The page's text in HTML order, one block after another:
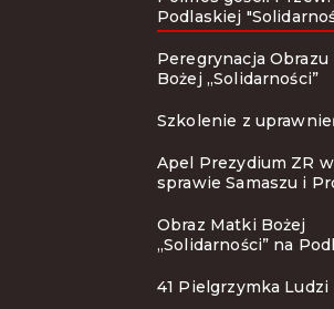
Podlaskiej
Peregrynacja Obrazu
Bożej „Solidarności”
Szkolenie z
Apel Prezydium ZR w
sprawie Samaszu i
Obraz Matki Bożej
„Solidarności” na
41 Pielgrzymka Ludzi